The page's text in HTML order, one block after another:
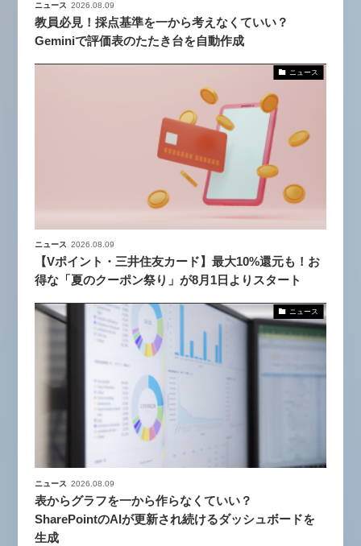
ニュース 2026.08.09
教員必見！採点基準を一から考えなくていい？
Geminiで評価表のたたき台を自動作成
ニュース
ニュース 2026.08.09
【Vポイント・三井住友カード】最大10%還元も！お
得な「夏のクーポン祭り」が8月1日よりスタート
ニュース
ニュース 2026.08.09
表からグラフを一から作らなくていい？
SharePointのAIが更新され続けるダッシュボードを
生成